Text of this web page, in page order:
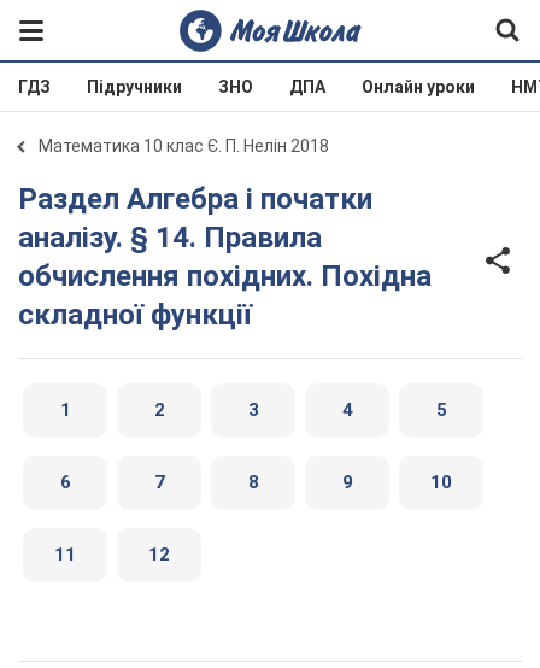
ГДЗ Підручники ЗНО ДПА Онлайн уроки
Математика 10 клас Є. П. Нелін 2018
Раздел Алгебра і початки
аналізу. § 14. Правила
обчислення похідних. Похідна
складної функції
1 2 3 4 5
6 7 8 9 10
11 12